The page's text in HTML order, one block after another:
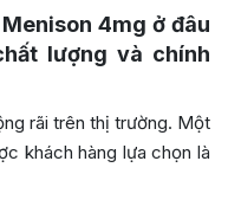
4mg ở đâu
lượng và chính
rãi trên thị trường. Một
khách hàng lựa chọn là